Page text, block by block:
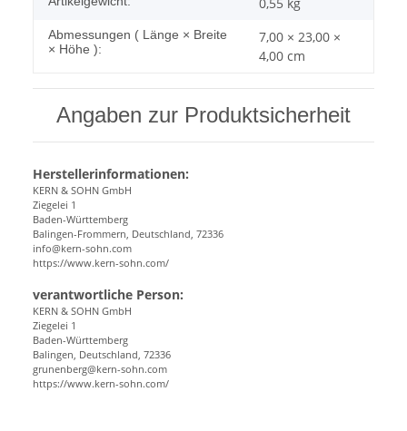
Abmessungen ( Länge × Breite
× Höhe ):
7,00 × 23,00 ×
4,00 cm
Angaben zur Produktsicherheit
Herstellerinformationen:
KERN & SOHN GmbH
Ziegelei 1
Baden-Württemberg
Balingen-Frommern, Deutschland, 72336
info@kern-sohn.com
https://www.kern-sohn.com/
verantwortliche Person:
KERN & SOHN GmbH
Ziegelei 1
Baden-Württemberg
Balingen, Deutschland, 72336
grunenberg@kern-sohn.com
https://www.kern-sohn.com/